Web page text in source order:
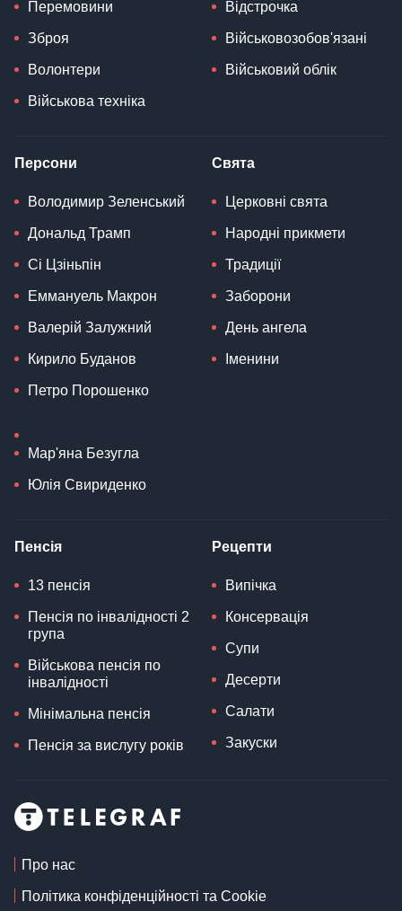
Перемовини
Зброя
Волонтери
Військова техніка
Відстрочка
Військовозобов'язані
Військовий облік
Персони
Володимир Зеленський
Дональд Трамп
Сі Цзіньпін
Еммануель Макрон
Валерій Залужний
Кирило Буданов
Петро Порошенко
Мар'яна Безугла
Юлія Свириденко
Свята
Церковні свята
Народні прикмети
Традиції
Заборони
День ангела
Іменини
Пенсія
13 пенсія
Пенсія по інвалідності 2
група
Військова пенсія по
інвалідності
Мінімальна пенсія
Пенсія за вислугу років
Рецепти
Випічка
Консервація
Супи
Десерти
Салати
Закуски
Про нас
Політика конфіденційності та Cookie